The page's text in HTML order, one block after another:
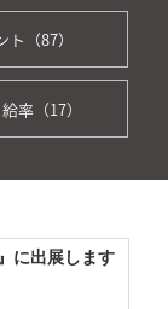
ト（87）
率（17）
に出展します